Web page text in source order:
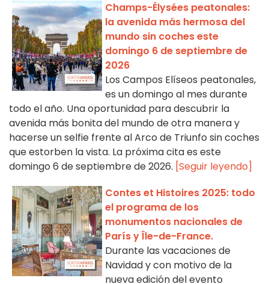
Champs-Élysées peatonales:
la avenida más hermosa del
mundo sin coches este
domingo 6 de septiembre de
2026
Los Campos Elíseos peatonales,
es un domingo al mes durante
todo el año. Una oportunidad para descubrir la
avenida más bonita del mundo de otra manera y
hacerse un selfie frente al Arco de Triunfo sin coches
que estorben la vista. La próxima cita es este
domingo 6 de septiembre de 2026. [Seguir leyendo]
Contes et Histoires 2025: todo
el programa de los
monumentos nacionales de
París y Île-de-France.
Durante las vacaciones de
Navidad y con motivo de la
nueva edición del evento